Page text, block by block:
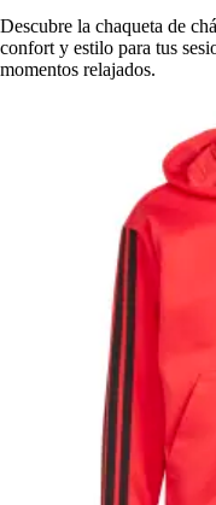
Descubre la chaqueta de
confort y estilo para tus
momentos relajados.